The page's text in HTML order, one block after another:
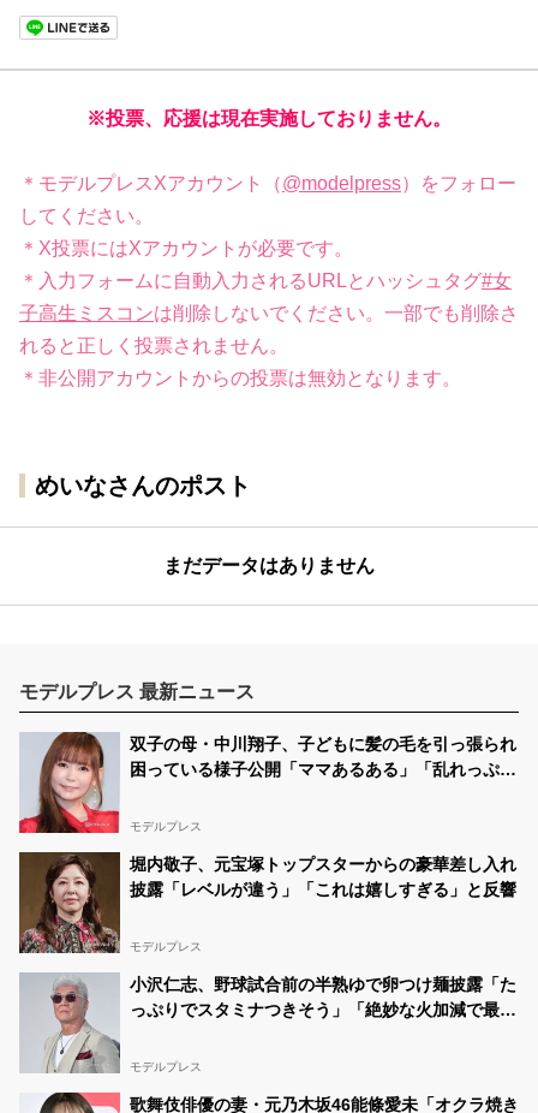
※投票、応援は現在実施しておりません。
＊モデルプレスXアカウント（@modelpress）をフォロー
してください。
＊X投票にはXアカウントが必要です。
＊入力フォームに自動入力されるURLとハッシュタグ#女
子高生ミスコンは削除しないでください。一部でも削除さ
れると正しく投票されません。
＊非公開アカウントからの投票は無効となります。
めいなさんのポスト
まだデータはありません
モデルプレス 最新ニュース
双子の母・中川翔子、子どもに髪の毛を引っ張られ
困っている様子公開「ママあるある」「乱れっぷり
モデルプレス
堀内敬子、元宝塚トップスターからの豪華差し入れ
披露「レベルが違う」「これは嬉しすぎる」と反響
モデルプレス
小沢仁志、野球試合前の半熟ゆで卵つけ麺披露「た
っぷりでスタミナつきそう」「絶妙な火加減で最
モデルプレス
歌舞伎俳優の妻・元乃木坂46能條愛未「オクラ焼き